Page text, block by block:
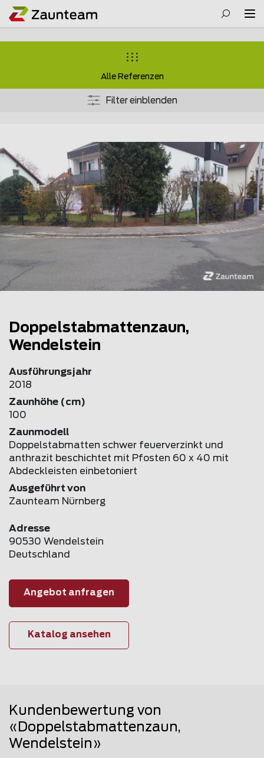
Alle Referenzen
Filter einblenden
Doppelstabmattenzaun,
Wendelstein
Ausführungsjahr
2018
Zaunhöhe (cm)
100
Zaunmodell
Doppelstabmatten schwer feuerverzinkt und
anthrazit beschichtet mit Pfosten 60 x 40 mit
Abdeckleisten einbetoniert
Ausgeführt von
Zaunteam Nürnberg
Adresse
90530 Wendelstein
Deutschland
Angebot anfragen
Katalog ansehen
Kundenbewertung von
«Doppelstabmattenzaun,
Wendelstein»